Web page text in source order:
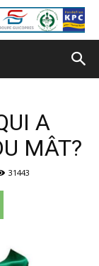
A
MÂT?
31443